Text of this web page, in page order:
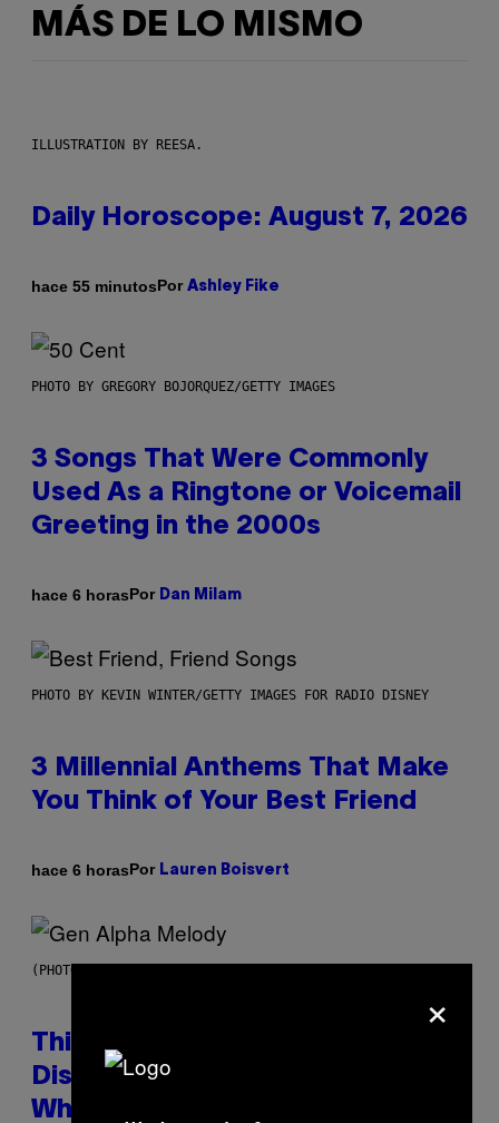
MÁS DE LO MISMO
ILLUSTRATION BY REESA.
Daily Horoscope: August 7, 2026
hace 55 minutosPor Ashley Fike
PHOTO BY GREGORY BOJORQUEZ/GETTY IMAGES
3 Songs That Were Commonly
Used As a Ringtone or Voicemail
Greeting in the 2000s
hace 6 horasPor Dan Milam
PHOTO BY KEVIN WINTER/GETTY IMAGES FOR RADIO DISNEY
3 Millennial Anthems That Make
You Think of Your Best Friend
hace 6 horasPor Lauren Boisvert
(PHOTO BY TAYLOR HILL/GETTY IMAGES)
This Researcher Accidentally
Discovered the New ‘Millennial
Whoop’ of Pop Music: The Gen
×